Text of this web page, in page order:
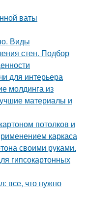
ваты
Виды
стен. Подбор
для интерьера
молдинга из
материалы и
потолков и
каркаса
своими руками.
гипсокартонных
все, что нужно